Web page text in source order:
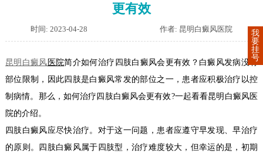
更有效
时间: 2023-04-28 作者: 昆明白癜风医院
昆明白癜风 医院简介如何治疗四肢白癜风会更有效？白癜风发病没有
部位限制，因此四肢是白癜风常发的部位之一，患者应积极治疗以控
制病情。那么，如何治疗四肢白癜风会更有效?一起看看昆明白癜风医
院的介绍。
四肢白癜风应尽快治疗。对于这一问题，患者应遵守早发现、早治疗
的原则。四肢白癜风属于四肢型，治疗难度较大，但幸运的是，初期
我
要
挂
号